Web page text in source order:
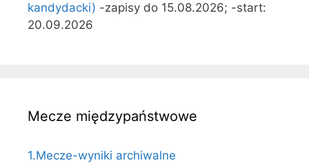
kandydacki) -zapisy do 15.08.2026; -start:
20.09.2026
Mecze międzypaństwowe
1.Mecze-wyniki archiwalne